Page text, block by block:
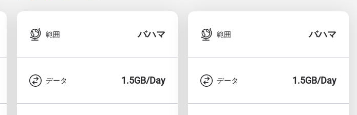
範囲 バハマ
データ 1.5GB/Day
範囲 バハマ
データ 1.5GB/Day